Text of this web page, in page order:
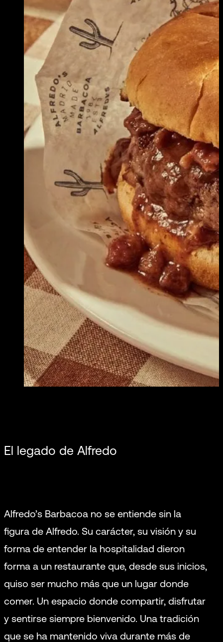
El legado de Alfredo
Alfredo’s Barbacoa no se entiende sin la
figura de Alfredo. Su carácter, su visión y su
forma de entender la hospitalidad dieron
forma a un restaurante que, desde sus inicios,
quiso ser mucho más que un lugar donde
comer. Un espacio donde compartir, disfrutar
y sentirse siempre bienvenido. Una tradición
que se ha mantenido viva durante más de